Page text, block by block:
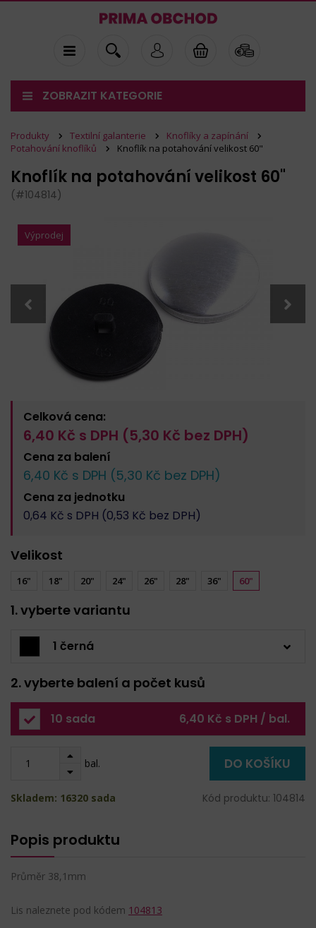
ZOBRAZIT KATEGORIE
Produkty Textilní galanterie
Knoflíky a zapínání
Potahování knoflíků
Knoflík na potahování velikost 60"
Knoflík na potahování velikost 60"
(#104814)
Výprodej
Celková cena:
6,40 Kč s DPH (5,30 Kč bez DPH)
Cena za balení
6,40 Kč s DPH (5,30 Kč bez DPH)
Cena za jednotku
0,64 Kč s DPH (0,53 Kč bez DPH)
Velikost
16" 18" 20" 24" 26" 28" 36" 60"
1. vyberte variantu
1 černá
2. vyberte balení a počet kusů
10 sada 6,40 Kč s DPH / bal.
bal. DO KOŠÍKU
Skladem: 16320 sada Kód produktu: 104814
Popis produktu
Průměr 38,1mm
Lis naleznete pod kódem 104813